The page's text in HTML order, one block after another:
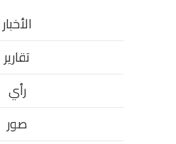
الأخبار
تقارير
رأي
صور